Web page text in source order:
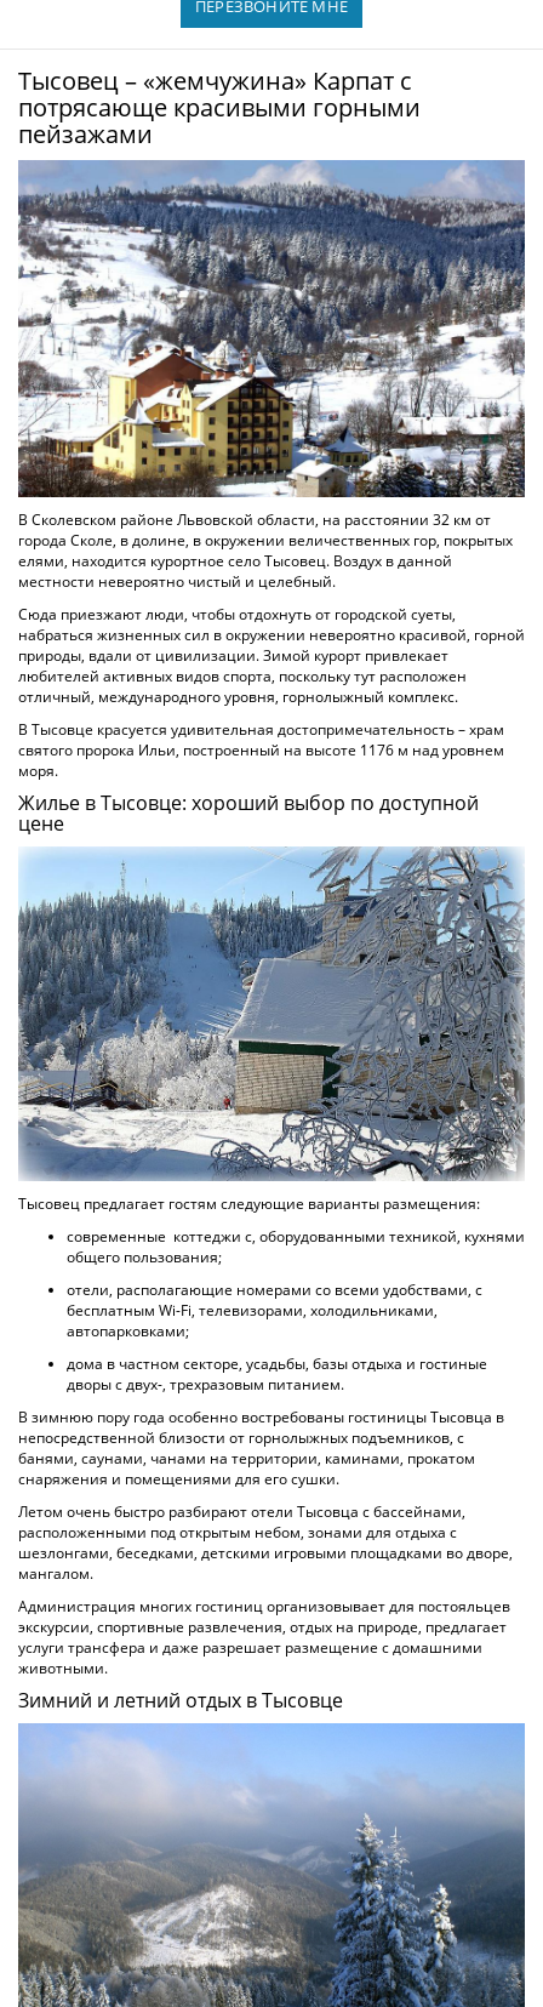
ПЕРЕЗВОНИТЕ МНЕ
Тысовец – «жемчужина» Карпат с
потрясающе красивыми горными
пейзажами
В Сколевском районе Львовской области, на расстоянии 32 км от
города Сколе, в долине, в окружении величественных гор, покрытых
елями, находится курортное село Тысовец. Воздух в данной
местности невероятно чистый и целебный.
Сюда приезжают люди, чтобы отдохнуть от городской суеты,
набраться жизненных сил в окружении невероятно красивой, горной
природы, вдали от цивилизации. Зимой курорт привлекает
любителей активных видов спорта, поскольку тут расположен
отличный, международного уровня, горнолыжный комплекс.
В Тысовце красуется удивительная достопримечательность – храм
святого пророка Ильи, построенный на высоте 1176 м над уровнем
моря.
Жилье в Тысовце: хороший выбор по доступной
цене
Тысовец предлагает гостям следующие варианты размещения:
современные коттеджи с, оборудованными техникой, кухнями
общего пользования;
отели, располагающие номерами со всеми удобствами, с
бесплатным Wi-Fi, телевизорами, холодильниками,
автопарковками;
дома в частном секторе, усадьбы, базы отдыха и гостиные
дворы с двух-, трехразовым питанием.
В зимнюю пору года особенно востребованы гостиницы Тысовца в
непосредственной близости от горнолыжных подъемников, с
банями, саунами, чанами на территории, каминами, прокатом
снаряжения и помещениями для его сушки.
Летом очень быстро разбирают отели Тысовца с бассейнами,
расположенными под открытым небом, зонами для отдыха с
шезлонгами, беседками, детскими игровыми площадками во дворе,
мангалом.
Администрация многих гостиниц организовывает для постояльцев
экскурсии, спортивные развлечения, отдых на природе, предлагает
услуги трансфера и даже разрешает размещение с домашними
животными.
Зимний и летний отдых в Тысовце